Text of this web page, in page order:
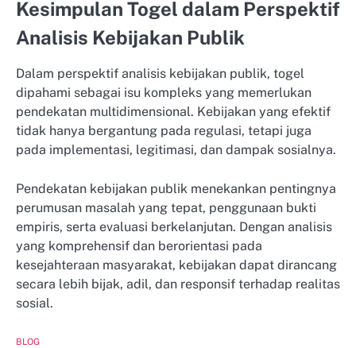
Kesimpulan Togel dalam Perspektif
Analisis Kebijakan Publik
Dalam perspektif analisis kebijakan publik, togel
dipahami sebagai isu kompleks yang memerlukan
pendekatan multidimensional. Kebijakan yang efektif
tidak hanya bergantung pada regulasi, tetapi juga
pada implementasi, legitimasi, dan dampak sosialnya.
Pendekatan kebijakan publik menekankan pentingnya
perumusan masalah yang tepat, penggunaan bukti
empiris, serta evaluasi berkelanjutan. Dengan analisis
yang komprehensif dan berorientasi pada
kesejahteraan masyarakat, kebijakan dapat dirancang
secara lebih bijak, adil, dan responsif terhadap realitas
sosial.
BLOG